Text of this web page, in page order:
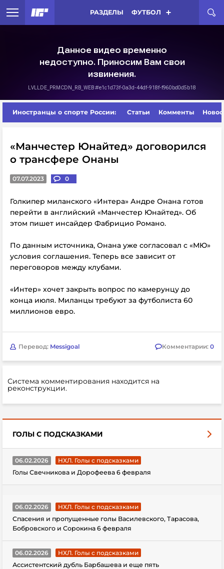
РАЗДЕЛЫ ФУТБОЛ
Иностранцы о спорте России: Статьи Комменты
«Манчестер Юнайтед» договорился
о трансфере Онаны
07.07.2023 0
Голкипер миланского «Интера» Андре Онана готов
перейти в английский «Манчестер Юнайтед». Об
этом пишет инсайдер Фабрицио Романо.
По данным источника, Онана уже согласовал с «МЮ»
условия соглашения. Теперь все зависит от
переговоров между клубами.
«Интер» хочет закрыть вопрос по камерунцу до
конца июля. Миланцы требуют за футболиста 60
миллионов евро.
Перевод: Messigoal Комментарии: 0
Система комментирования находится на
реконструкции.
ГОЛЫ С ПОДСКАЗКАМИ
06.02.2026
НХЛ. Голы с подсказками
Голы Свечникова и Дорофеева 6 февраля
06.02.2026
НХЛ. Голы с подсказками
Спасения и пропущенные голы Василевского, Тарасова,
Бобровского и Сорокина 6 февраля
06.02.2026
НХЛ. Голы с подсказками
Ассистентский дубль Барбашева и еще пять